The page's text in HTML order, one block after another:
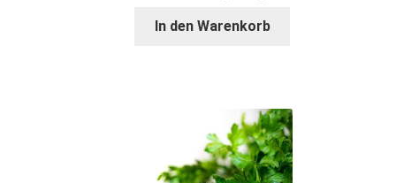
In den Warenkorb